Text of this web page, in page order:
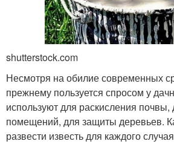
shutterstock.com
Несмотря на обилие современных
прежнему пользуется спросом у
используют для раскисления
помещений, для защиты деревьев.
развести известь для каждого